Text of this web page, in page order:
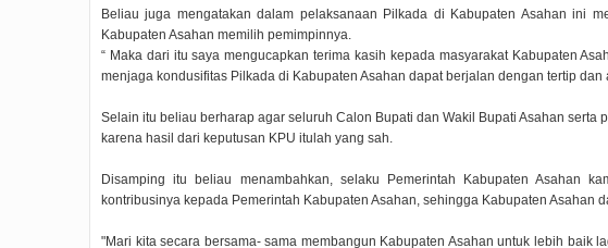
Beliau juga mengatakan dalam pelaksanaan Pilkada di Kabupaten Asahan ini
Kabupaten Asahan memilih pemimpinnya.
“ Maka dari itu saya mengucapkan terima kasih kepada masyarakat Kabupaten
menjaga kondusifitas Pilkada di Kabupaten Asahan dapat berjalan dengan tertip dan
Selain itu beliau berharap agar seluruh Calon Bupati dan Wakil Bupati Asahan serta
karena hasil dari keputusan KPU itulah yang sah.
Disamping itu beliau menambahkan, selaku Pemerintah Kabupaten Asahan
kontribusinya kepada Pemerintah Kabupaten Asahan, sehingga Kabupaten Asahan
"Mari kita secara bersama- sama membangun Kabupaten Asahan untuk lebih baik